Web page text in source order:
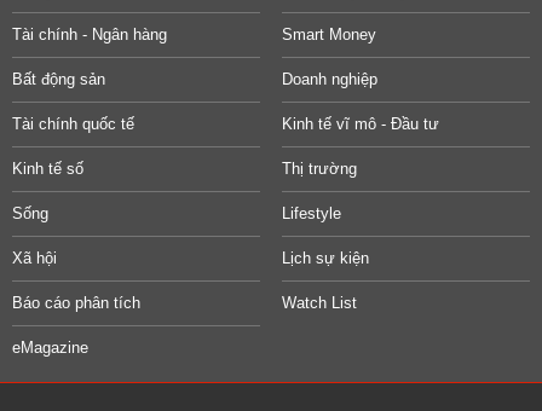
Tài chính - Ngân hàng Smart Money
Bất động sản Doanh nghiệp
Tài chính quốc tế Kinh tế vĩ mô - Đầu tư
Kinh tế số Thị trường
Sống Lifestyle
Xã hội Lịch sự kiện
Báo cáo phân tích Watch List
eMagazine